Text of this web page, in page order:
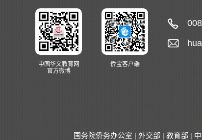
中国华文教育网
官方微博
侨宝客户端
国务院侨务办公室 | 外交部 | 教育部 |